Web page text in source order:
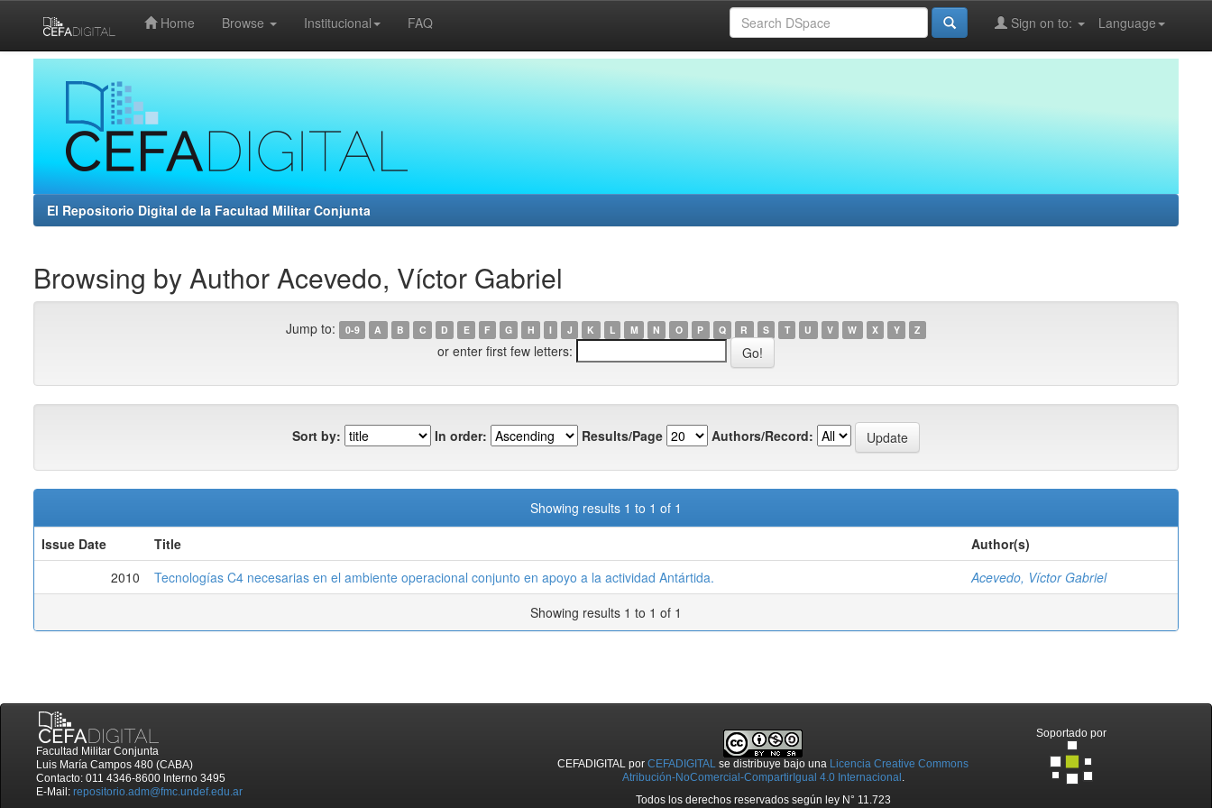
Home Browse Institucional FAQ Language
Sign on to:
El Repositorio Digital de la Facultad Militar Conjunta
Browsing by Author Acevedo, Víctor Gabriel
Jump to: 0-9 A B C D E F G H I J K L M N O P Q R S T U V W X Y Z
or enter first few letters:
Sort by: In order: Results/Page Authors/Record:
Showing results 1 to 1 of 1
Issue Date
Title
Author(s)
2010
Tecnologías C4 necesarias en el ambiente operacional conjunto en apoyo a la actividad Antártida.
Acevedo, Víctor Gabriel
Showing results 1 to 1 of 1
Facultad Militar Conjunta
Luis María Campos 480 (CABA)
Contacto: 011 4346-8600 Interno 3495
E-Mail: repositorio.adm@fmc.undef.edu.ar
CEFADIGITAL porCEFADIGITAL se distribuye bajo una Licencia Creative Commons
Atribución-NoComercial-CompartirIgual 4.0 Internacional .
Todos los derechos reservados según ley N° 11.723
Soportado por